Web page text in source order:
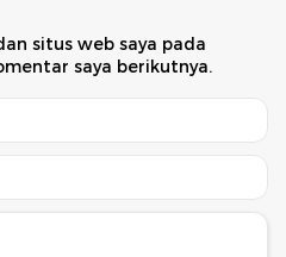
situs web saya pada
saya berikutnya.